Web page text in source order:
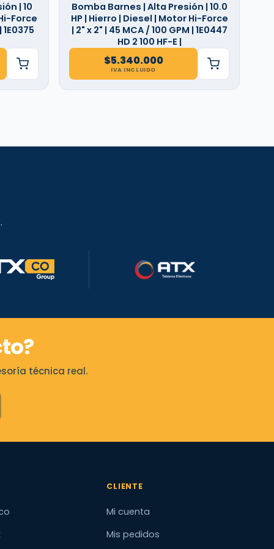
| 10
Force
1E0375
Bomba Barnes | Alta Presión | 10.0
HP | Hierro | Diesel | Motor Hi-Force
| 2" x 2" | 45 MCA / 100 GPM | 1E0447
HD 2 100 HF-E |
$5.340.000
IVA INCLUIDO
técnica real.
CLIENTE
Mi cuenta
Mis pedidos